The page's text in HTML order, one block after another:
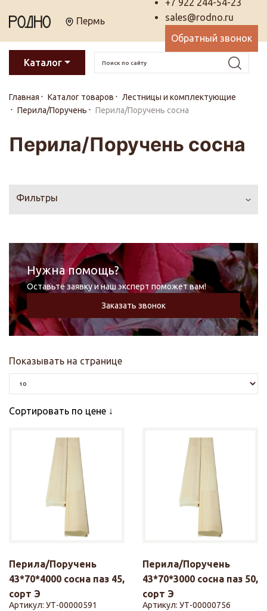
Пермь
+7 922 244-54-23
sales@rodno.ru
Обратный звонок
Каталог
Главная Каталог товаров
Лестницы и комплектующие
Перила/Поручень
Перила/Поручень сосна
Перила/Поручень сосна
Фильтры
Нужна помощь?
Оставьте заявку и наш эксперт поможет вам!
Заказать звонок
Показывать на странице
Сортировать по цене
Перила/Поручень
43*70*4000 сосна паз 45,
сорт Э
Артикул: УТ-00000591
Перила/Поручень
43*70*3000 сосна паз 50,
сорт Э
Артикул: УТ-00000756